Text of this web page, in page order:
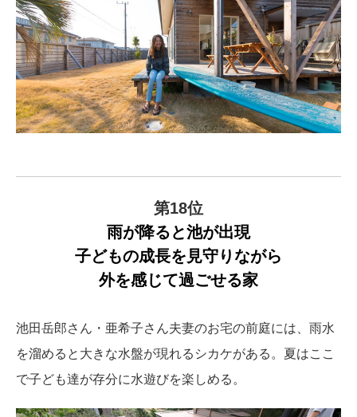
第18位
雨が降ると池が出現
子どもの成長を見守りながら
外を感じて過ごせる家
池田岳郎さん・亜希子さん夫妻のお宅の前庭には、雨水
を溜めると大きな水盤が現れるシカケがある。夏はここ
で子ども達が存分に水遊びを楽しめる。